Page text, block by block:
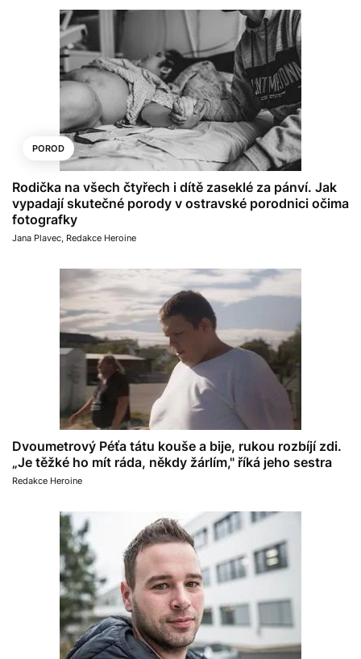
POROD
Rodička na všech čtyřech i dítě zaseklé za pánví. Jak
vypadají skutečné porody v ostravské porodnici očima
fotografky
Jana Plavec Redakce Heroine
Dvoumetrový Péťa tátu kouše a bije, rukou rozbíjí zdi.
„Je těžké ho mít ráda, někdy žárlím," říká jeho sestra
Redakce Heroine